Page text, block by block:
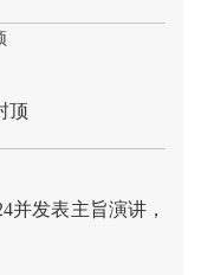
顶
并发表主旨演讲，